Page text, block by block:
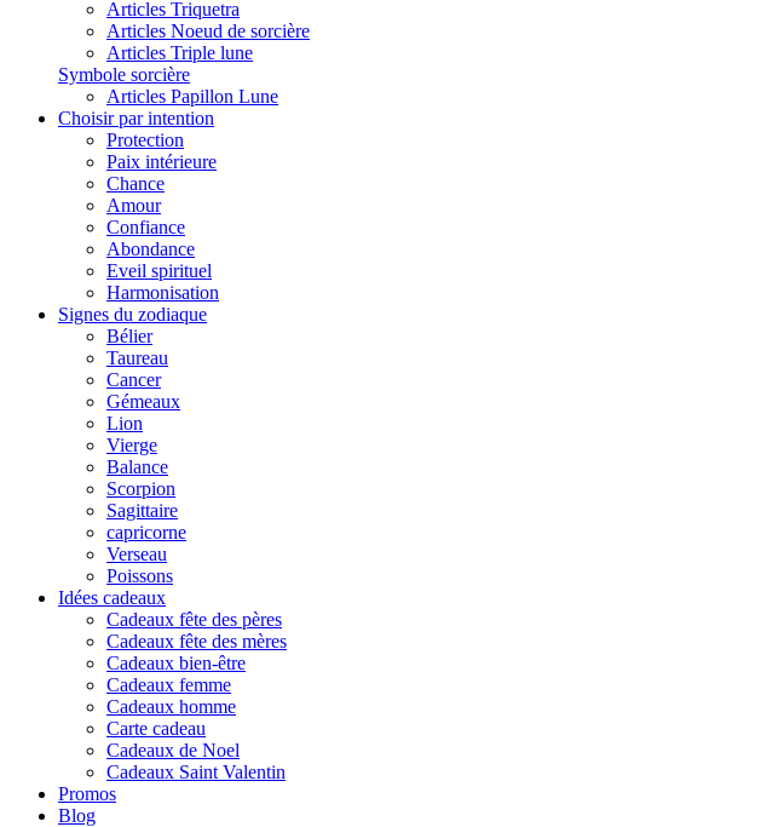
Articles Triquetra
Articles Noeud de sorcière
Articles Triple lune
Symbole sorcière
Articles Papillon Lune
Choisir par intention
Protection
Paix intérieure
Chance
Amour
Confiance
Abondance
Eveil spirituel
Harmonisation
Signes du zodiaque
Bélier
Taureau
Cancer
Gémeaux
Lion
Vierge
Balance
Scorpion
Sagittaire
capricorne
Verseau
Poissons
Idées cadeaux
Cadeaux fête des pères
Cadeaux fête des mères
Cadeaux bien-être
Cadeaux femme
Cadeaux homme
Carte cadeau
Cadeaux de Noel
Cadeaux Saint Valentin
Promos
Blog